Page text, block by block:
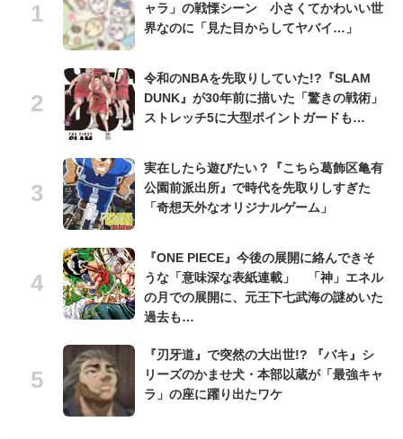
ャラ」の戦慄シーン 小さくてかわいい世
界なのに「見た目からしてヤバイ…」
令和のNBAを先取りしていた!?『SLAM
DUNK』が30年前に描いた「驚きの戦術」
ストレッチ5に大型ポイントガードも…
実在したら遊びたい？『こちら葛飾区亀有
公園前派出所』で時代を先取りしすぎた
「奇想天外なオリジナルゲーム」
『ONE PIECE』今後の展開に絡んできそ
うな「意味深な表紙連載」 「神」エネル
の月での展開に、元王下七武海の謎めいた
過去も…
『刃牙道』で突然の大出世!? 『バキ』シ
リーズのかませ犬・本部以蔵が「最強キャ
ラ」の座に躍り出たワケ